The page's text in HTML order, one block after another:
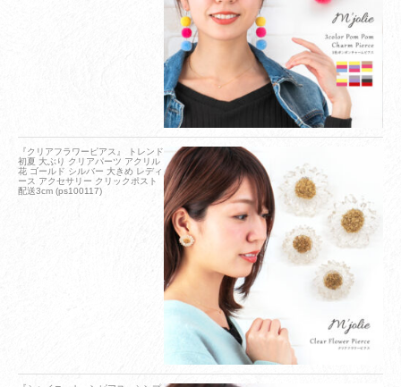
『クリアフラワーピアス』 トレンド
初夏 大ぶり クリアパーツ アクリル
花 ゴールド シルバー 大きめ レディ
ース アクセサリー クリックポスト
配送3cm (ps100117)